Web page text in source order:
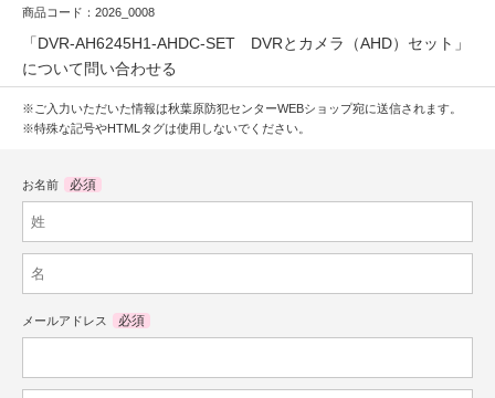
商品コード：2026_0008
「DVR-AH6245H1-AHDC-SET DVRとカメラ（AHD）セット」
について問い合わせる
※ご入力いただいた情報は秋葉原防犯センターWEBショップ宛に送信されます。
※特殊な記号やHTMLタグは使用しないでください。
お名前 必須
メールアドレス 必須